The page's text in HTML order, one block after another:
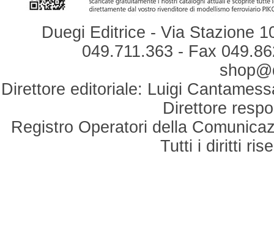
Duegi Editrice - Via Stazione
049.711.363 - Fax
Direttore editoriale: Luigi
Direttore
Registro Operatori della
Tutti i diritti